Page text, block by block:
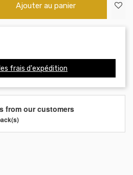
Ajouter au panier
frais d'expédition
from our customers